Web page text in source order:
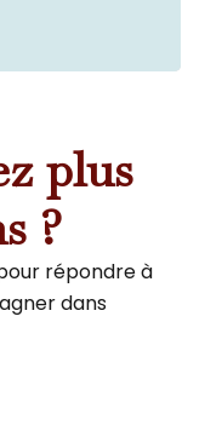
plus
?
répondre à
dans